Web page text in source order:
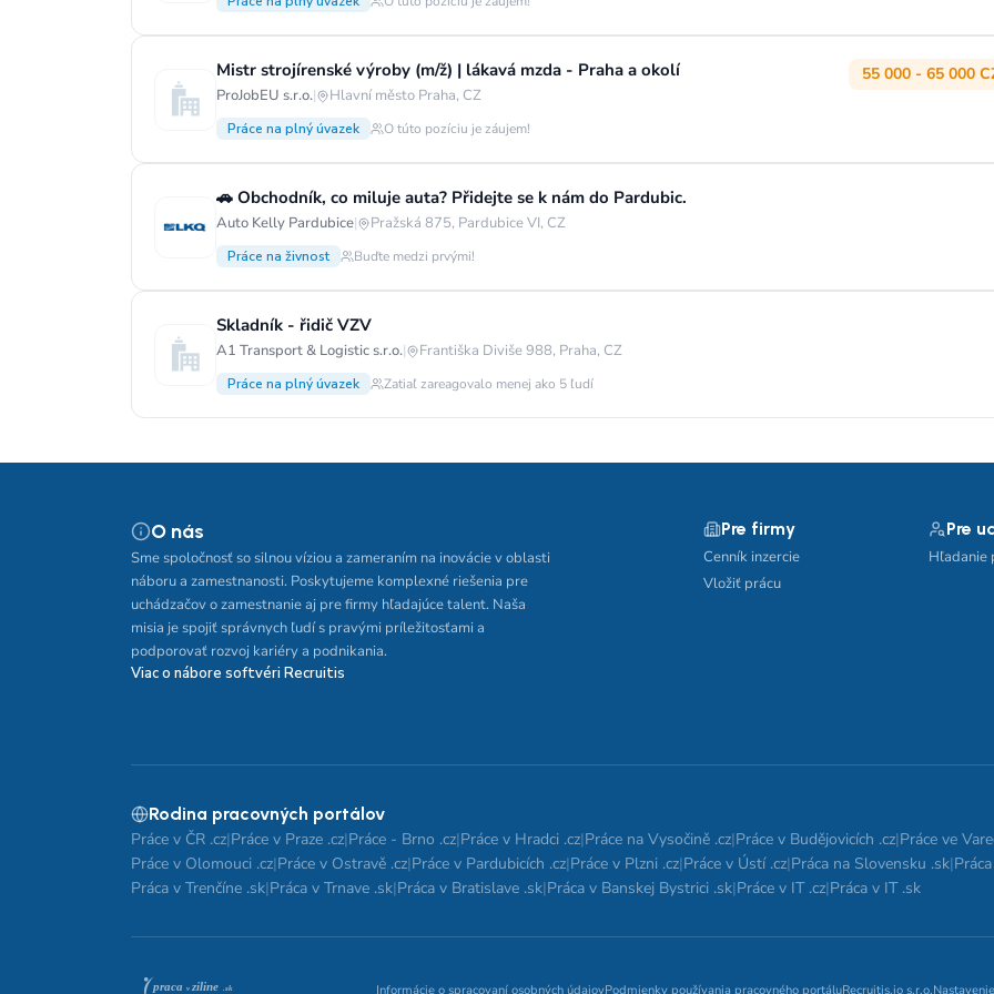
Mistr strojírenské výroby (m/ž) | lákavá mzda - Praha a okolí
ProJobEU s.r.o.| Hlavní město Praha, CZ
55 000 - 65 000
Práce na plný úvazek O túto pozíciu je záujem!
🚗 Obchodník, co miluje auta? Přidejte se k nám do Pardubic.
Auto Kelly Pardubice| Pražská 875, Pardubice VI, CZ
Práce na živnost Buďte medzi prvými!
Skladník - řidič VZV
A1 Transport & Logistic s.r.o.| Františka Diviše 988, Praha, CZ
Práce na plný úvazek Zatiaľ zareagovalo menej ako 5 ľudí
O nás
Sme spoločnosť so silnou víziou a zameraním na inovácie v oblasti
náboru a zamestnanosti. Poskytujeme komplexné riešenia pre
uchádzačov o zamestnanie aj pre firmy hľadajúce talent. Naša
misia je spojiť správnych ľudí s pravými príležitosťami a
podporovať rozvoj kariéry a podnikania.
Viac o nábore softvéri Recruitis
Pre firmy
Cenník inzercie
Vložiť prácu
Pre
Hľadanie
Rodina pracovných portálov
Práce v ČR .cz|Práce v Praze .cz|Práce - Brno .cz|Práce v Hradci .cz|Práce na Vysočině .cz|Práce v Budějovicích .cz|Práce ve
Práce v Olomouci .cz|Práce v Ostravě .cz|Práce v Pardubicích .cz|Práce v Plzni .cz|Práce v Ústí .cz|Práca na Slovensku .sk|
Práca v Trenčíne .sk|Práca v Trnave .sk|Práca v Bratislave .sk|Práca v Banskej Bystrici .sk|Práce v IT .cz|Práca v IT .sk
Informácie o spracovaní osobných údajovPodmienky používania pracovného portáluRecruitis.io s.r.o.